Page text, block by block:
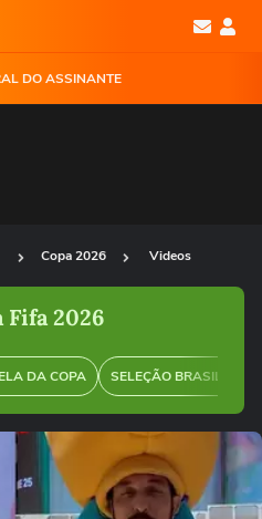
DO ASSINANTE
Copa 2026 Videos
Fifa 2026
DA COPA SELEÇÃO BRASILEIRA
reproduzir o vídeo